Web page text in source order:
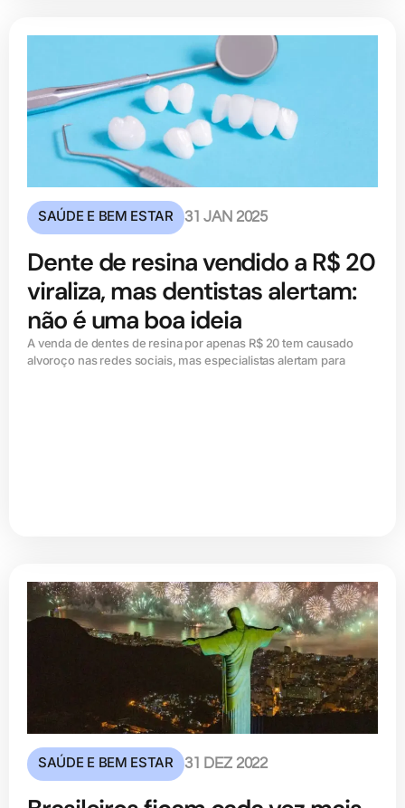
SAÚDE E BEM ESTAR 31 JAN 2025
Dente de resina vendido a R$ 20
viraliza, mas dentistas alertam:
não é uma boa ideia
A venda de dentes de resina por apenas R$ 20 tem causado
alvoroço nas redes sociais, mas especialistas alertam para
SAÚDE E BEM ESTAR 31 DEZ 2022